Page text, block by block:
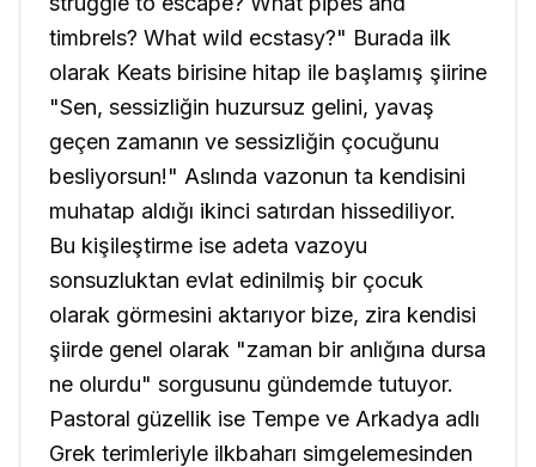
timbrels? What wild ecstasy?" Burada ilk
olarak Keats birisine hitap ile başlamış şiirine
"Sen, sessizliğin huzursuz gelini, yavaş
geçen zamanın ve sessizliğin çocuğunu
besliyorsun!" Aslında vazonun ta kendisini
muhatap aldığı ikinci satırdan hissediliyor.
Bu kişileştirme ise adeta vazoyu
sonsuzluktan evlat edinilmiş bir çocuk
olarak görmesini aktarıyor bize, zira kendisi
şiirde genel olarak "zaman bir anlığına dursa
ne olurdu" sorgusunu gündemde tutuyor.
Pastoral güzellik ise Tempe ve Arkadya adlı
Grek terimleriyle ilkbaharı simgelemesinden